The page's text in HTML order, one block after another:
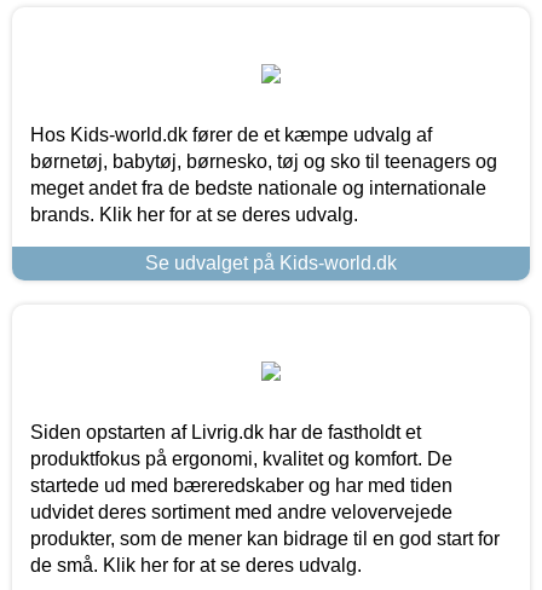
Hos Kids-world.dk fører de et kæmpe udvalg af
børnetøj, babytøj, børnesko, tøj og sko til teenagers og
meget andet fra de bedste nationale og internationale
brands. Klik her for at se deres udvalg.
Se udvalget på Kids-world.dk
Siden opstarten af Livrig.dk har de fastholdt et
produktfokus på ergonomi, kvalitet og komfort. De
startede ud med bæreredskaber og har med tiden
udvidet deres sortiment med andre velovervejede
produkter, som de mener kan bidrage til en god start for
de små. Klik her for at se deres udvalg.